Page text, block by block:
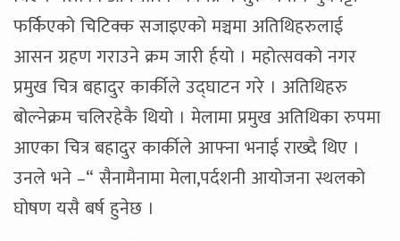
फर्किएको चिटिक्क सजाइएको मञ्चमा अतिथिहरुलाई
आसन ग्रहण गराउने क्रम जारी र्हयो । महोत्सवको नगर
प्रमुख चित्र बहादुर कार्कीले उद्घाटन गरे । अतिथिहरु
बोल्नेक्रम चलिरहेकै थियो । मेलामा प्रमुख अतिथिका रुपमा
आएका चित्र बहादुर कार्कीले आफ्ना भनाई राख्दै थिए ।
उनले भने –“ सैनामैनामा मेला,पर्दशनी आयोजना स्थलको
घोषण यसै बर्ष हुनेछ ।